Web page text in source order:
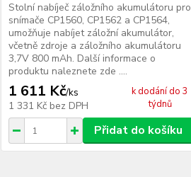
Stolní nabíječ záložního akumulátoru pro
snímače CP1560, CP1562 a CP1564,
umožňuje nabíjet záložní akumulátor,
včetně zdroje a záložního akumulátoru
3,7V 800 mAh. Další informace o
produktu naleznete zde ....
1 611 Kč/ks
1 331 Kč bez DPH
k dodání do 3
týdnů
Přidat do košíku